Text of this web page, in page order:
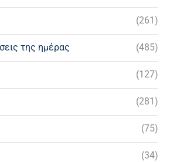
(261)
της ημέρας (485)
(127)
(281)
(75)
(34)